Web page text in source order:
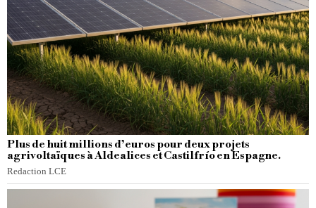
Plus de huit millions d’euros pour deux projets
agrivoltaïques à Aldealices et Castilfrío en Espagne.
Redaction LCE